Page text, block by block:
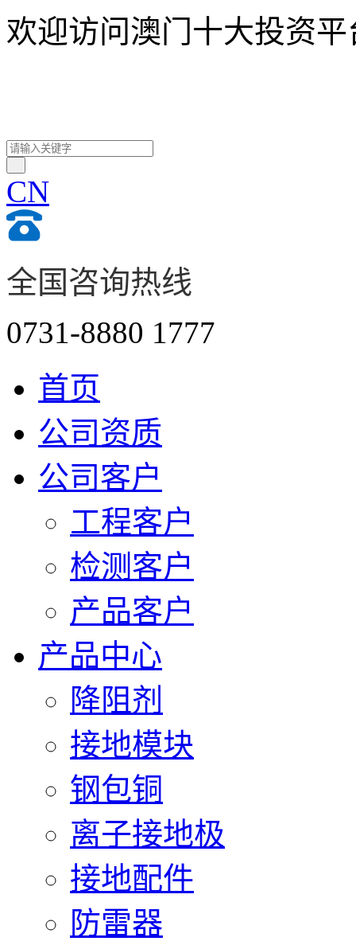
欢迎访问澳门十大投资平
CN
全国咨询热线
0731-8880 1777
首页
公司资质
公司客户
工程客户
检测客户
产品客户
产品中心
降阻剂
接地模块
钢包铜
离子接地极
接地配件
防雷器